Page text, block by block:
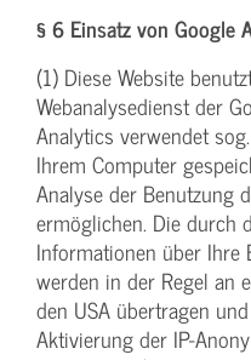
§ 6 Einsatz von Google
(1) Diese Website
Webanalysedienst der
Analytics verwendet
Ihrem Computer
Analyse der Benutzung
ermöglichen. Die durch
Informationen über Ihre
werden in der Regel an
den USA übertragen
Aktivierung der IP-